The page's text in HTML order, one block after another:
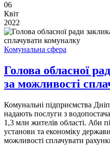
06
Квіт
2022
Комунальна сфера
Голова обласної
за можливості
Комунальні підприємства
надають послуги з
1,3 млн жителів області. Аби
установи та економіку
можливості сплачувати